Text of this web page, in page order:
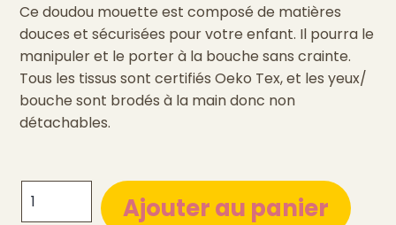
Ce doudou mouette est composé de matières
douces et sécurisées pour votre enfant. Il pourra le
manipuler et le porter à la bouche sans crainte.
Tous les tissus sont certifiés Oeko Tex, et les yeux/
bouche sont brodés à la main donc non
détachables.
de
Ajouter au panier